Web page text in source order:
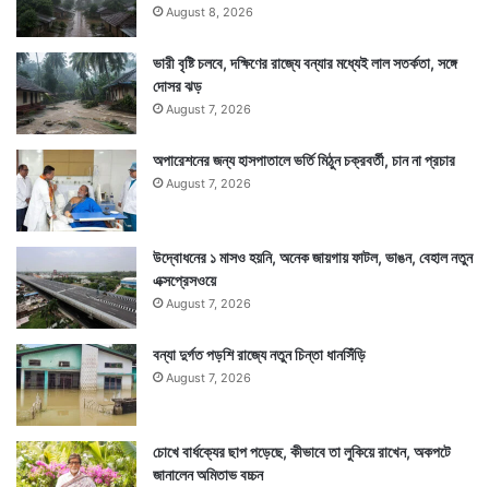
August 8, 2026
ভারী বৃষ্টি চলবে, দক্ষিণের রাজ্যে বন্যার মধ্যেই লাল সতর্কতা, সঙ্গে
দোসর ঝড়
August 7, 2026
অপারেশনের জন্য হাসপাতালে ভর্তি মিঠুন চক্রবর্তী, চান না প্রচার
August 7, 2026
উদ্বোধনের ১ মাসও হয়নি, অনেক জায়গায় ফাটল, ভাঙন, বেহাল নতুন
এক্সপ্রেসওয়ে
August 7, 2026
বন্যা দুর্গত পড়শি রাজ্যে নতুন চিন্তা ধানসিঁড়ি
August 7, 2026
চোখে বার্ধক্যের ছাপ পড়েছে, কীভাবে তা লুকিয়ে রাখেন, অকপটে
জানালেন অমিতাভ বচ্চন